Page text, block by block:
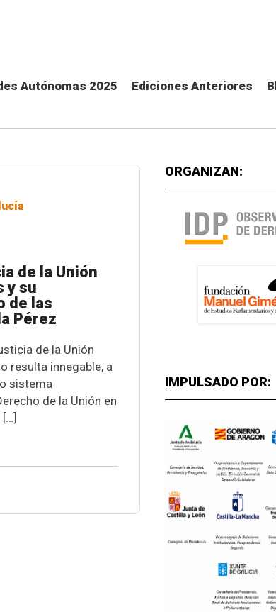
Autónomas 2025 Ediciones Anteriores
de la Unión
y su
de las
Pérez
de la Unión
resulta innegable, a
sistema
de la Unión en
ORGANIZAN:
IMPULSADO POR: